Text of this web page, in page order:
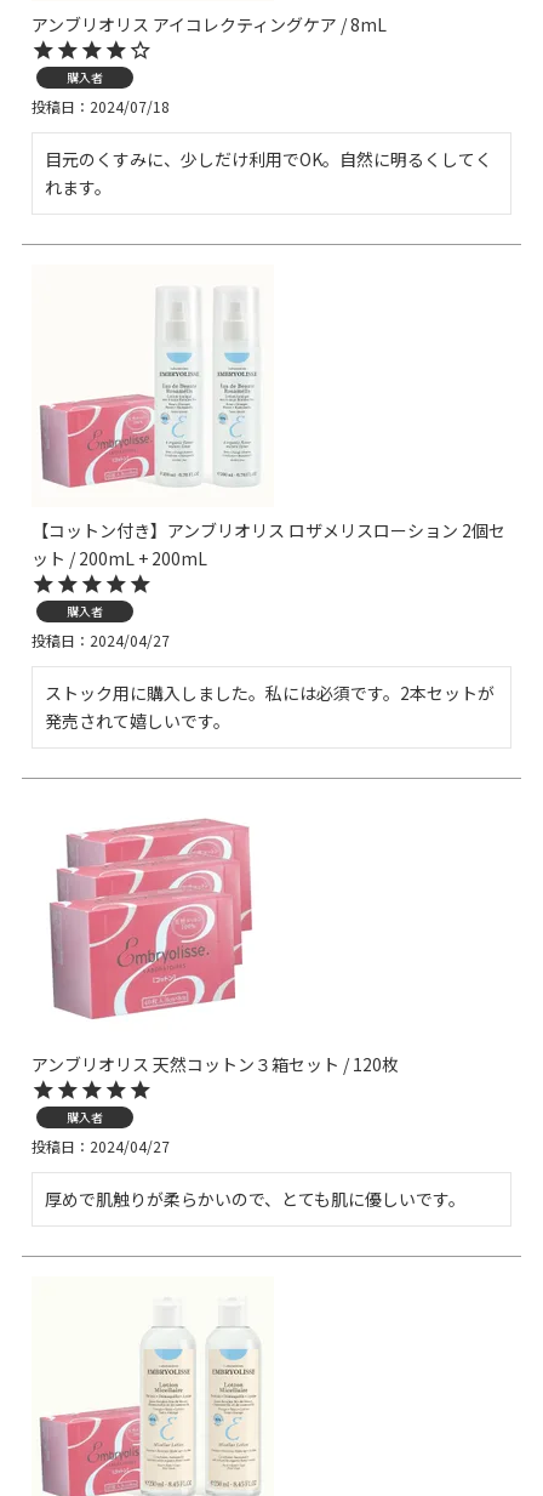
アンブリオリス アイコレクティングケア / 8mL
購入者
投稿日 2024/07/18
目元のくすみに、少しだけ利用でOK。自然に明るくしてく
れます。
【コットン付き】アンブリオリス ロザメリスローション 2個セ
ット / 200mL + 200mL
購入者
投稿日 2024/04/27
ストック用に購入しました。私には必須です。2本セットが
発売されて嬉しいです。
アンブリオリス 天然コットン３箱セット / 120枚
購入者
投稿日 2024/04/27
厚めで肌触りが柔らかいので、とても肌に優しいです。